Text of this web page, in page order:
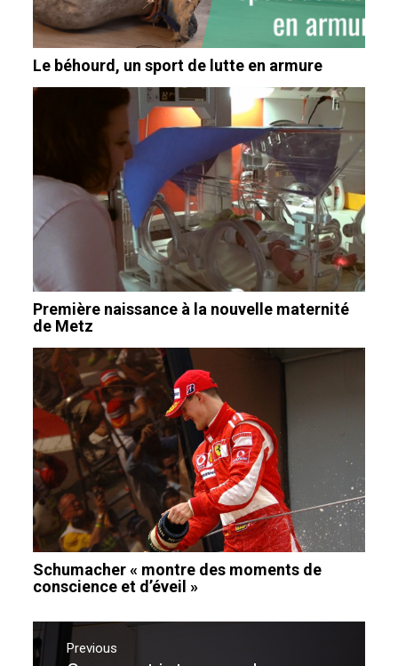
Le béhourd, un sport de lutte en armure
Première naissance à la nouvelle maternité
de Metz
Schumacher « montre des moments de
conscience et d’éveil »
Navigation
de
Previous